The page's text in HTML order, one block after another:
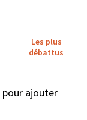
Les plus
débattus
pour ajouter